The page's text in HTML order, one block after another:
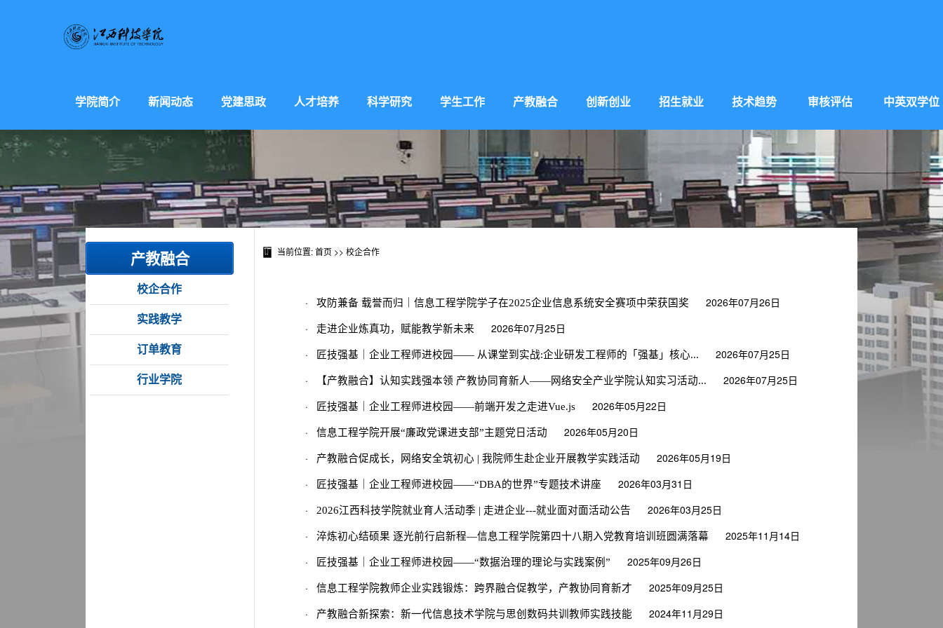
学院简介 新闻动态 党建思政 人才培养 科学研究 学生工作 产教融合 创新创业 招生就业 技术趋势 审核评估 中英双学位
产教融合
校企合作
实践教学
订单教育
行业学院
当前位置:首页 >> 校企合作
· 攻防兼备 载誉而归｜信息工程学院学子在2025企业信息系统安全赛项中荣获国奖
2026年07月26日
·
走进企业炼真功，赋能教学新未来
2026年07月25日
·
匠技强基｜企业工程师进校园—— 从课堂到实战:企业研发工程师的「强基」核心...
2026年07月25日
·
【产教融合】认知实践强本领 产教协同育新人——网络安全产业学院认知实习活动...
2026年07月25日
·
匠技强基｜企业工程师进校园——前端开发之走进Vue.js
2026年05月22日
·
信息工程学院开展“廉政党课进支部”主题党日活动
2026年05月20日
·
产教融合促成长，网络安全筑初心 | 我院师生赴企业开展教学实践活动
2026年05月19日
·
匠技强基｜企业工程师进校园——“DBA的世界”专题技术讲座
2026年03月31日
·
2026江西科技学院就业育人活动季 | 走进企业---就业面对面活动公告
2026年03月25日
·
淬炼初心结硕果 逐光前行启新程—信息工程学院第四十八期入党教育培训班圆满落幕
2025年11月14日
·
匠技强基｜企业工程师进校园——“数据治理的理论与实践案例”
2025年09月26日
·
信息工程学院教师企业实践锻炼：跨界融合促教学，产教协同育新才
2025年09月25日
·
产教融合新探索：新一代信息技术学院与思创数码共训教师实践技能 2024年11月29日